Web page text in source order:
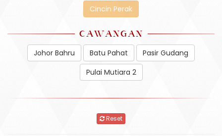
Cincin Perak
CAWANGAN
Johor Bahru Batu Pahat
Pasir Gudang
Pulai Mutiara 2
Reset